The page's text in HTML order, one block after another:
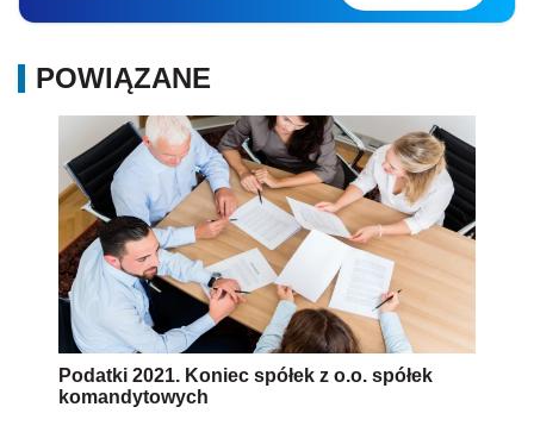
POWIĄZANE
Podatki 2021. Koniec spółek z o.o. spółek
komandytowych